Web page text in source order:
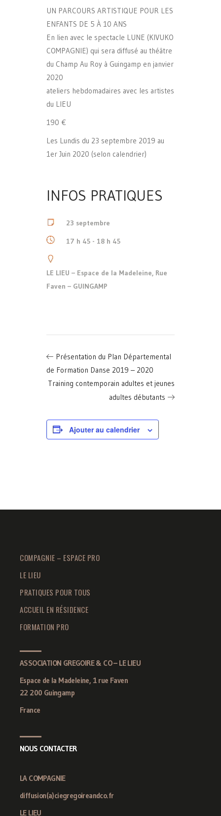
UN PARCOURS ARTISTIQUE POUR LES
ENFANTS DE 5 À 10 ANS
En lien avec le spectacle LUNE (KIVUKO
COMPAGNIE) qui sera diffusé au théâtre
du Champ Au Roy à Guingamp en janvier
2020
ateliers hebdomadaires avec les artistes
du LIEU
190 €
Les Lundis du 23 septembre 2019 au
1er Juin 2020 (selon calendrier)
INFOS PRATIQUES
23 septembre
17 h 45 - 18 h 45
LE LIEU – Espace de la Madeleine, Rue
Faven – GUINGAMP
Présentation du Plan Départemental
de Formation Danse 2019 – 2020
Training contemporain adultes et jeunes
adultes débutants
Ajouter au calendrier
COMPAGNIE – ESPACE PRO
LE LIEU
PRATIQUES POUR TOUS
ACCUEIL EN RÉSIDENCE
FORMATION PRO
ASSOCIATION GREGOIRE & CO – LE LIEU
Espace de la Madeleine, 1 rue Faven
22 200 Guingamp
France
NOUS CONTACTER
LA COMPAGNIE
diffusion(a)ciegregoireandco.fr
LE LIEU